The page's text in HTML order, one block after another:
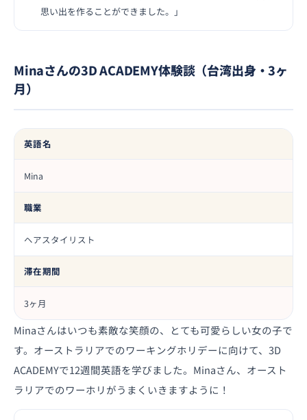
思い出を作ることができました。」
Minaさんの3D ACADEMY体験談（台湾出身・3ヶ
月）
英語名
Mina
職業
ヘアスタイリスト
滞在期間
3ヶ月
Minaさんはいつも素敵な笑顔の、とても可愛らしい女の子で
す。オーストラリアでのワーキングホリデーに向けて、3D
ACADEMYで12週間英語を学びました。Minaさん、オースト
ラリアでのワーホリがうまくいきますように！